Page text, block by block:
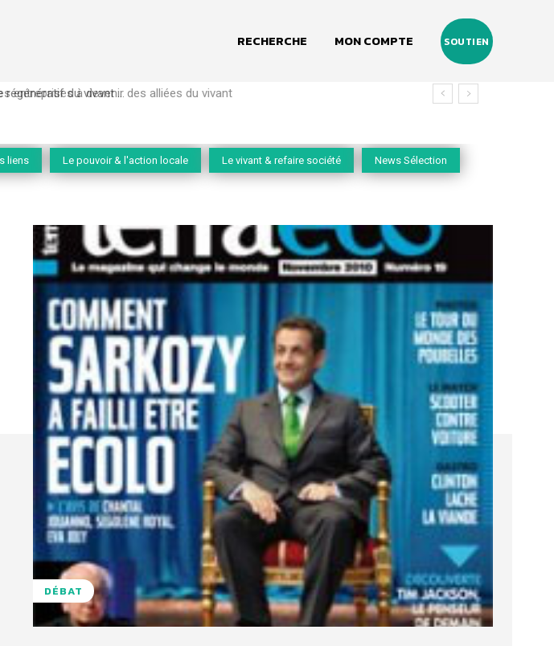
RECHERCHE MON COMPTE SOUTIEN
entreprises à devenir des alliées du vivant
liens Le pouvoir & l'action locale Le vivant & refaire société News Sélection
DÉBAT